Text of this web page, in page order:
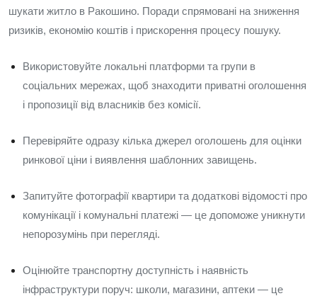
шукати житло в Ракошино. Поради спрямовані на зниження
ризиків, економію коштів і прискорення процесу пошуку.
Використовуйте локальні платформи та групи в
соціальних мережах, щоб знаходити приватні оголошення
і пропозиції від власників без комісії.
Перевіряйте одразу кілька джерел оголошень для оцінки
ринкової ціни і виявлення шаблонних завищень.
Запитуйте фотографії квартири та додаткові відомості про
комунікації і комунальні платежі — це допоможе уникнути
непорозумінь при перегляді.
Оцінюйте транспортну доступність і наявність
інфраструктури поруч: школи, магазини, аптеки — це